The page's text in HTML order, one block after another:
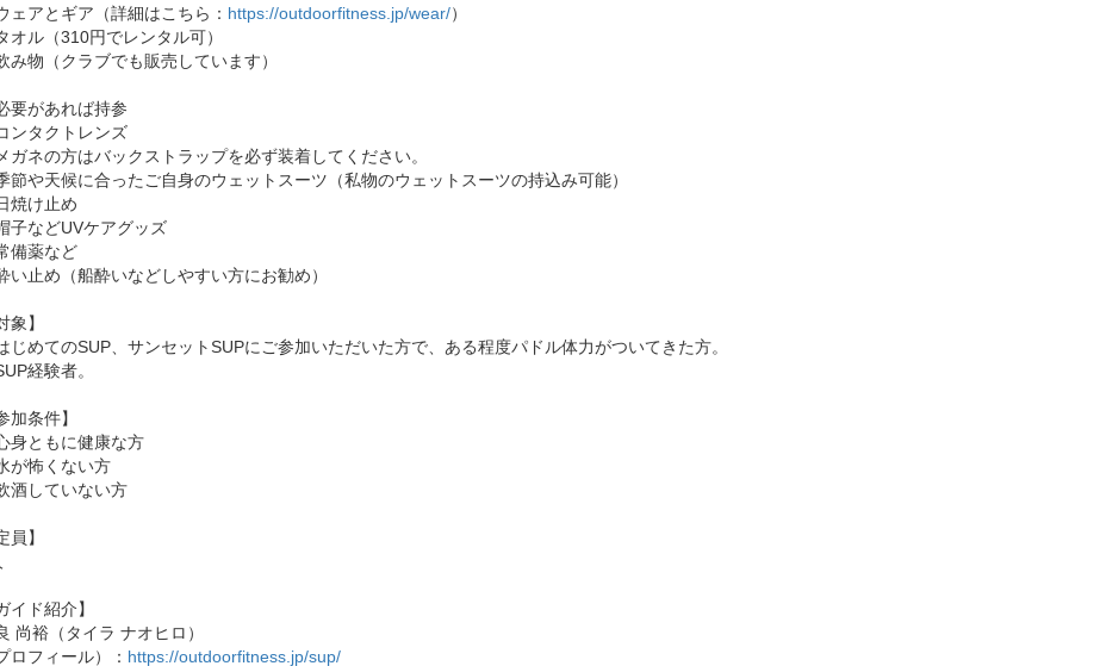
ェアとギア（詳細はこちら： https://outdoorfitness.jp/wear/）
オル（310円でレンタル可）
み物（クラブでも販売しています）
要があれば持参
ンタクトレンズ
ガネの方はバックストラップを必ず装着してください。
節や天候に合ったご自身のウェットスーツ（私物のウェットスーツの持込み可能）
焼け止め
子などUVケアグッズ
備薬など
い止め（船酔いなどしやすい方にお勧め）
象】
じめてのSUP、サンセットSUPにご参加いただいた方で、ある程度パドル体力がついてきた方。
経験者。
加条件】
身ともに健康な方
が怖くない方
酒していない方
員】
イド紹介】
尚裕（タイラ ナオヒロ）
ロフィール）： https://outdoorfitness.jp/sup/